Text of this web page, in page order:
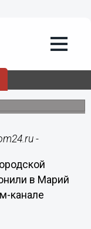
в Марий
храма Архангела
-
в Марий
канале